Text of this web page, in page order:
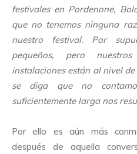
festivales en Pordenone,
que no tenemos ninguna
nuestro festival. Por
pequeños, pero
instalaciones están al nivel
se diga que no
suficientemente larga nos
Por ello es aún más
después de aquella